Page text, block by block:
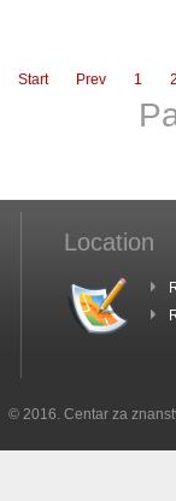
Start Prev 1
Location
© 2016. Centar za